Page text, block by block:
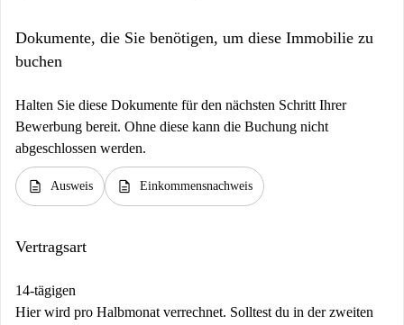
Dokumente, die Sie benötigen, um diese Immobilie zu
buchen
Halten Sie diese Dokumente für den nächsten Schritt Ihrer
Bewerbung bereit. Ohne diese kann die Buchung nicht
abgeschlossen werden.
description Ausweis description Einkommensnachweis
Vertragsart
14-tägigen
Hier wird pro Halbmonat verrechnet. Solltest du in der zweiten